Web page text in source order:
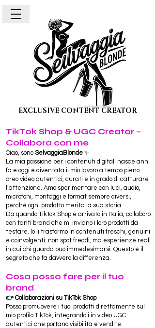
EXCLUSIVE CONTENT CREATOR
TikTok Shop & UGC Creator –
Collabora con me
Ciao, sono SelvaggiaBlonde ✨
La mia passione per i contenuti digitali nasce anni
fa e oggi è diventata il mio lavoro a tempo pieno:
creo video autentici, curati e in grado di catturare
l’attenzione. Amo sperimentare con luci, audio,
microfoni, montaggi e format sempre diversi,
perché ogni prodotto merita la sua storia.
Da quando TikTok Shop è arrivato in Italia, collaboro
con tanti brand che mi inviano i loro prodotti da
testare. Io li trasformo in contenuti freschi, genuini
e coinvolgenti: non spot freddi, ma esperienze reali
in cui chi guarda può immedesimarsi. Questo è il
segreto che fa davvero la differenza.
Cosa posso fare per il tuo
brand
👉 Collaborazioni su TikTok Shop
Posso promuovere i tuoi prodotti direttamente sul
mio profilo TikTok, integrandoli in video UGC
autentici che portano visibilità e vendite.